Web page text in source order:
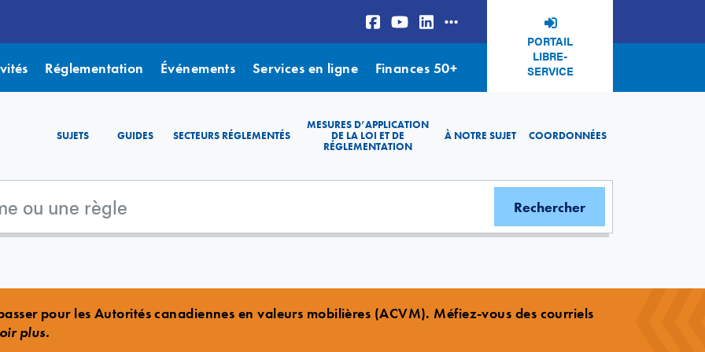
PORTAIL
LIBRE-
SERVICE
Réglementation Événements Services en ligne Finances 50+
SUJETS GUIDES SECTEURS RÉGLEMENTÉS
MESURES D’APPLICATION
DE LA LOI ET DE
RÉGLEMENTATION
À NOTRE SUJET COORDONNÉES
pour les Autorités canadiennes en valeurs mobilières (ACVM). Méfiez-vous des courriels
plus.